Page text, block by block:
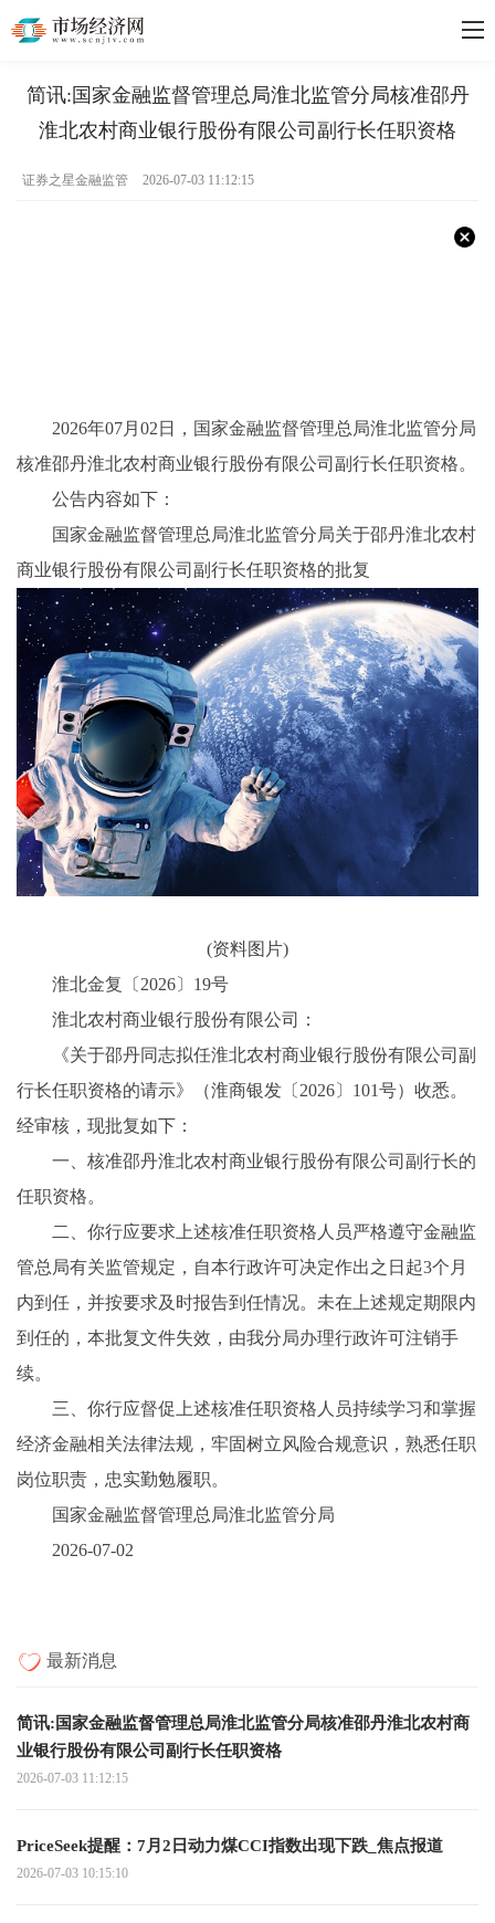
简讯:国家金融监督管理总局淮北监管分局核准邵丹
淮北农村商业银行股份有限公司副行长任职资格
证券之星金融监管 2026-07-03 11:12:15
2026年07月02日，国家金融监督管理总局淮北监管分局
核准邵丹淮北农村商业银行股份有限公司副行长任职资格。
公告内容如下：
国家金融监督管理总局淮北监管分局关于邵丹淮北农村
商业银行股份有限公司副行长任职资格的批复
(资料图片)
淮北金复〔2026〕19号
淮北农村商业银行股份有限公司：
《关于邵丹同志拟任淮北农村商业银行股份有限公司副
行长任职资格的请示》（淮商银发〔2026〕101号）收悉。
经审核，现批复如下：
一、核准邵丹淮北农村商业银行股份有限公司副行长的
任职资格。
二、你行应要求上述核准任职资格人员严格遵守金融监
管总局有关监管规定，自本行政许可决定作出之日起3个月
内到任，并按要求及时报告到任情况。未在上述规定期限内
到任的，本批复文件失效，由我分局办理行政许可注销手
续。
三、你行应督促上述核准任职资格人员持续学习和掌握
经济金融相关法律法规，牢固树立风险合规意识，熟悉任职
岗位职责，忠实勤勉履职。
国家金融监督管理总局淮北监管分局
2026-07-02
最新消息
简讯:国家金融监督管理总局淮北监管分局核准邵丹淮北农村商
业银行股份有限公司副行长任职资格
2026-07-03 11:12:15
PriceSeek提醒：7月2日动力煤CCI指数出现下跌_焦点报道
2026-07-03 10:15:10